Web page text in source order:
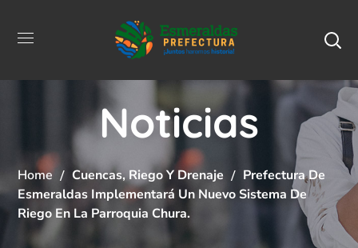
Noticias
Home Cuencas, Riego Y Drenaje
Prefectura De
Esmeraldas Implementará Un Nuevo Sistema De
Riego En La Parroquia Chura.